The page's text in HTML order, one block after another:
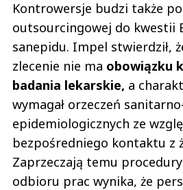
Kontrowersje budzi także
outsourcingowej do kwestii
sanepidu. Impel stwierdził,
zlecenie nie ma obowiązku
badania lekarskie, a
wymagał orzeczeń
epidemiologicznych ze
bezpośredniego kontaktu z
Zaprzeczają temu
odbioru prac wynika, że